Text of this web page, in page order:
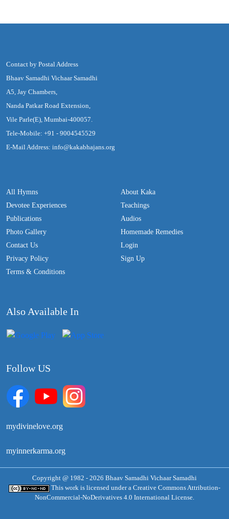
Contact by Postal Address
Bhaav Samadhi Vichaar Samadhi
A5, Jay Chambers,
Nanda Patkar Road Extension,
Vile Parle(E), Mumbai-400057.
Tele-Mobile: +91 - 9004545529
E-Mail Address: info@kakabhajans.org
All Hymns
Devotee Experiences
Publications
Photo Gallery
Contact Us
Privacy Policy
Terms & Conditions
About Kaka
Teachings
Audios
Homemade Remedies
Login
Sign Up
Also Available In
Follow US
mydivinelove.org
myinnerkarma.org
Copyright @ 1982 - 2026 Bhaav Samadhi Vichaar Samadhi
This work is licensed under a Creative Commons Attribution-
NonCommercial-NoDerivatives 4.0 International License.